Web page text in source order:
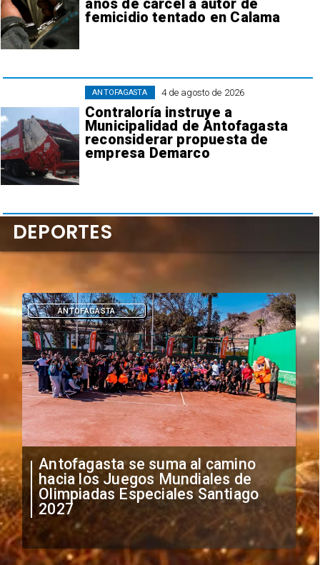
años de cárcel a autor de
femicidio tentado en Calama
4 de agosto de 2026
Contraloría instruye a
Municipalidad de Antofagasta
reconsiderar propuesta de
empresa Demarco
ANTOFAGASTA
"Falta de profesionalismo": Sifup
anuncia medidas por situación
irregular de futbolistas
extranjeros
DEPORTES
DEPORTES